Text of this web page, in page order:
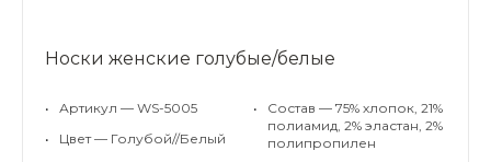
Носки женские голубые/белые
•
Артикул — WS-5005
•
Цвет — Голубой//Белый
•
Состав — 75% хлопок, 21%
полиамид, 2% эластан, 2%
полипропилен